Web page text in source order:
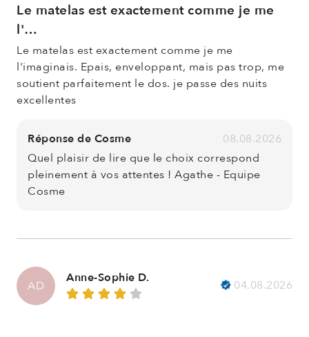
Le matelas est exactement comme je me
l'…
Le matelas est exactement comme je me
l'imaginais. Epais, enveloppant, mais pas trop, me
soutient parfaitement le dos. je passe des nuits
excellentes
Réponse de Cosme
08.08.2026
Quel plaisir de lire que le choix correspond
pleinement à vos attentes ! Agathe - Equipe
Cosme
AD
Anne-Sophie D.
04.08.2026